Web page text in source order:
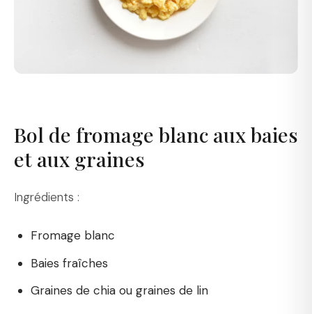
Bol de fromage blanc aux baies
et aux graines
Ingrédients :
Fromage blanc
Baies fraîches
Graines de chia ou graines de lin